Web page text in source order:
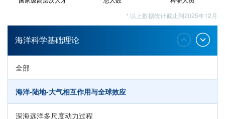
* 以上数据统计截止到2025年12月
海洋科学基础理论
全部
海洋-陆地-大气相互作用与全球效应
深海远洋多尺度动力过程